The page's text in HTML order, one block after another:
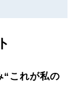
“これが私の